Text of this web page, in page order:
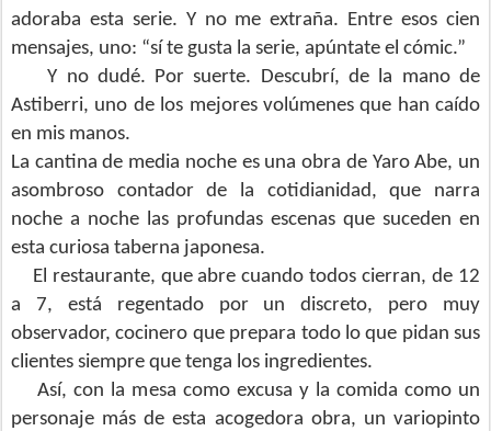
adoraba esta serie. Y no me extraña. Entre esos cien
mensajes, uno: “sí te gusta la serie, apúntate el cómic.”
Y no dudé. Por suerte. Descubrí, de la mano de
Astiberri, uno de los mejores volúmenes que han caído
en mis manos.
La cantina de media noche es una obra de Yaro Abe, un
asombroso contador de la cotidianidad, que narra
noche a noche las profundas escenas que suceden en
esta curiosa taberna japonesa.
El restaurante, que abre cuando todos cierran, de 12
a 7, está regentado por un discreto, pero muy
observador, cocinero que prepara todo lo que pidan sus
clientes siempre que tenga los ingredientes.
Así, con la mesa como excusa y la comida como un
personaje más de esta acogedora obra, un variopinto